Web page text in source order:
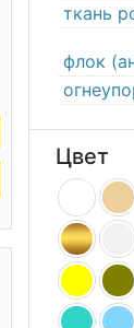
ткань
флок
Цвет